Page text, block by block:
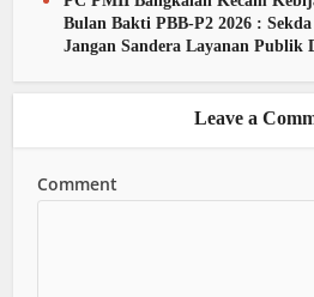
Bulan Bakti PBB-P2 2026 :
Jangan Sandera Layanan Publik
Leave a
Comment